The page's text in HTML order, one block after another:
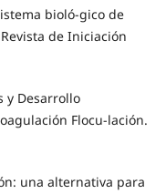
bioló-gico de
de Iniciación
y Desarrollo
Flocu-lación.
una alternativa para